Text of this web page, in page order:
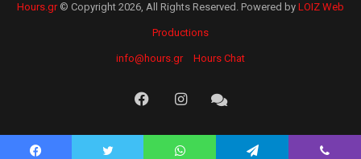
Hours.gr© Copyright 2026, All Rights Reserved. Powered by LOIZ Web
Productions
info@hours.gr Hours Chat
FacebookInstagramHours
Chat